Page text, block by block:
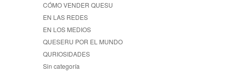
CÓMO VENDER QUESU
EN LAS REDES
EN LOS MEDIOS
QUESERU POR EL MUNDO
QURIOSIDADES
Sin categoría